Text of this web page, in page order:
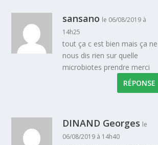
sansano le 06/08/2019 à
14h25
tout ça c est bien mais ça ne
nous dis rien sur quelle
microbiotes prendre merci
RÉPONSE
DINAND Georges le
06/08/2019 à 14h40